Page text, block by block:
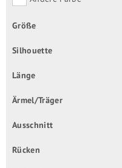
Größe
Silhouette
Länge
Ärmel/Träger
Ausschnitt
Rücken